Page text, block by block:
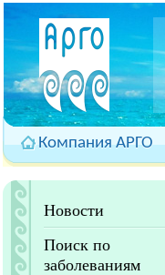
Компания АРГО
Новости
Поиск по
заболеваниям